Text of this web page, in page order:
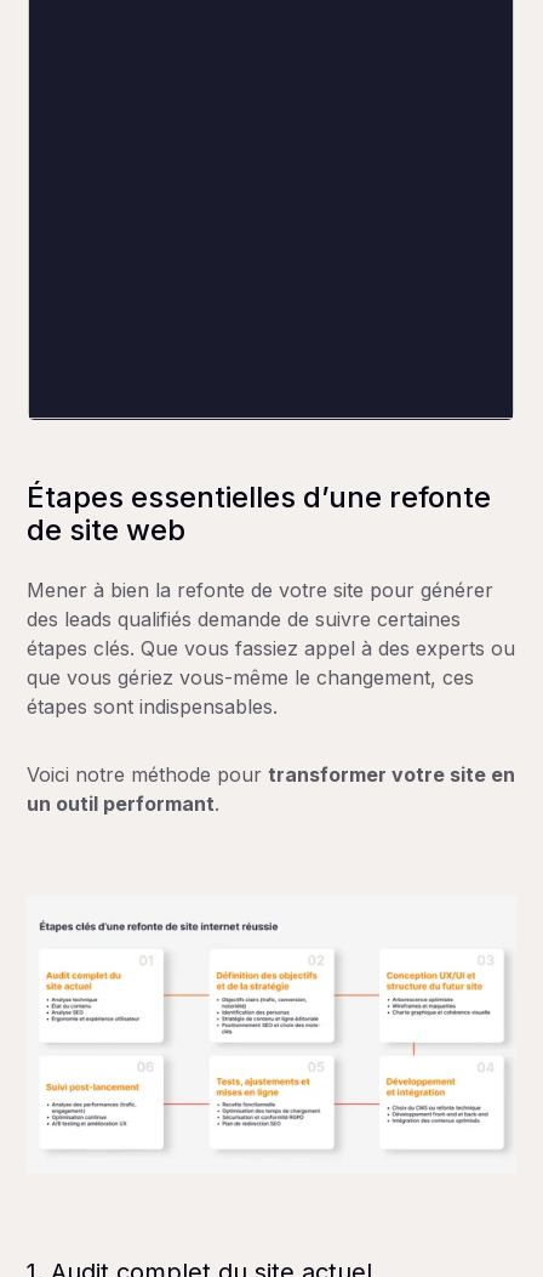
Étapes essentielles d’une refonte
de site web
Mener à bien la refonte de votre site pour générer
des leads qualifiés demande de suivre certaines
étapes clés. Que vous fassiez appel à des experts ou
que vous gériez vous-même le changement, ces
étapes sont indispensables.
Voici notre méthode pourtransformer votre site en
un outil performant.